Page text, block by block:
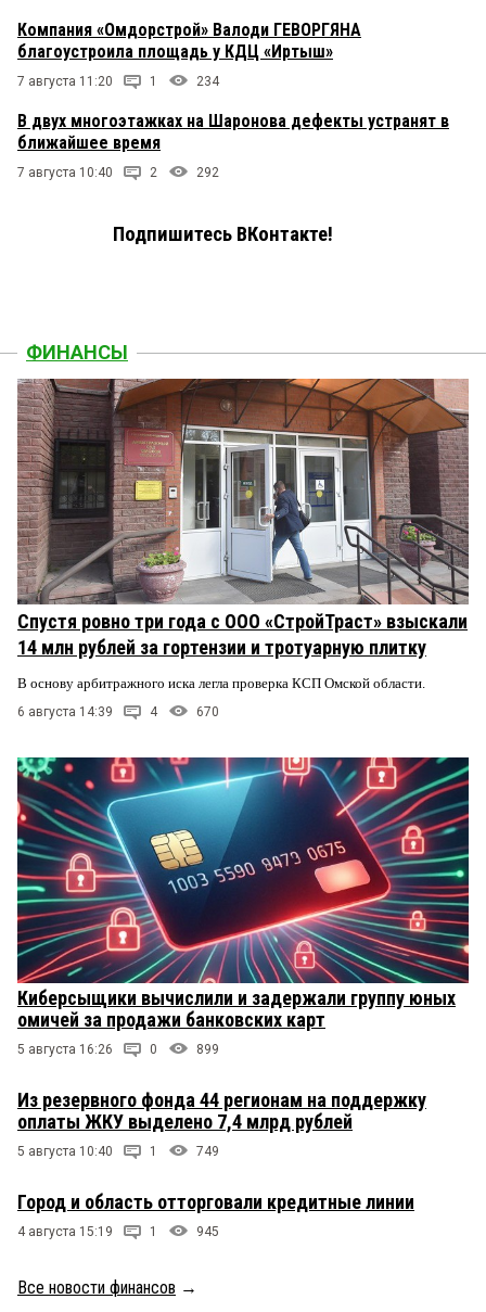
Компания «Омдорстрой» Валоди ГЕВОРГЯНА
благоустроила площадь у КДЦ «Иртыш»
7 августа 11:20 1 234
В двух многоэтажках на Шаронова дефекты устранят в
ближайшее время
7 августа 10:40 2 292
Подпишитесь ВКонтакте!
ФИНАНСЫ
Спустя ровно три года с ООО «СтройТраст» взыскали
14 млн рублей за гортензии и тротуарную плитку
В основу арбитражного иска легла проверка КСП Омской области.
6 августа 14:39 4 670
Киберсыщики вычислили и задержали группу юных
омичей за продажи банковских карт
5 августа 16:26 0 899
Из резервного фонда 44 регионам на поддержку
оплаты ЖКУ выделено 7,4 млрд рублей
5 августа 10:40 1 749
Город и область отторговали кредитные линии
4 августа 15:19 1 945
Все новости финансов →